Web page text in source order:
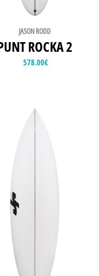
JASON RODD
ROCKA 2
578.00€